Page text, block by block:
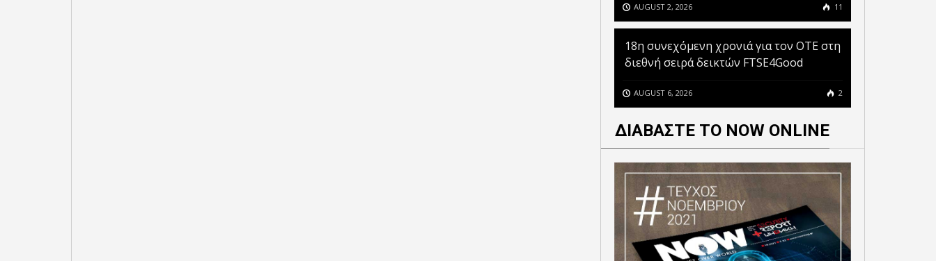
AUGUST 2, 2026 11
18η συνεχόμενη χρονιά για τον ΟΤΕ στη
διεθνή σειρά δεικτών FTSE4Good
AUGUST 6, 2026 2
ΔΙΑΒΑΣΤΕ ΤΟ NOW ONLINE